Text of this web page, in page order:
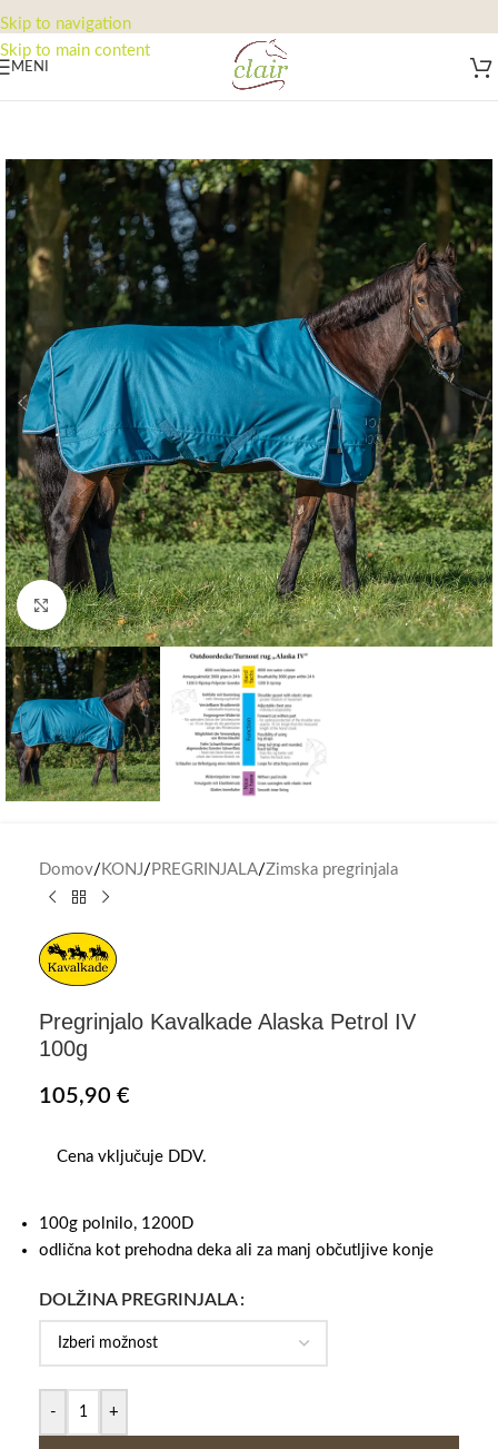
Skip to navigation
Skip to main content
MENI
Click to enlarge
Domov/ KONJ/ PREGRINJALA/Zimska pregrinjala
Pregrinjalo Kavalkade Alaska Petrol IV
100g
105,90 €
Cena vključuje DDV.
100g polnilo, 1200D
odlična kot prehodna deka ali za manj občutljive konje
DOLŽINA PREGRINJALA
- +